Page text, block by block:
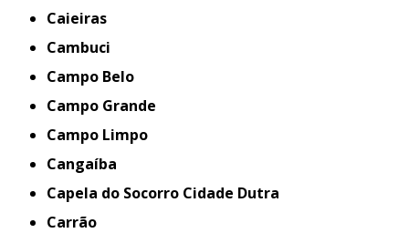
Caieiras
Cambuci
Campo Belo
Campo Grande
Campo Limpo
Cangaíba
Capela do Socorro Cidade Dutra
Carrão